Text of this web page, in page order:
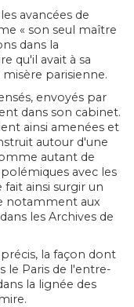
avancées de
« son seul maître
dans la
qu'il avait à sa
parisienne.
envoyés par
dans son cabinet.
ainsi amenées et
autour d'une
autant de
avec les
fait ainsi surgir un
notamment aux
les Archives de
la façon dont
le Paris de l'entre-
la lignée des